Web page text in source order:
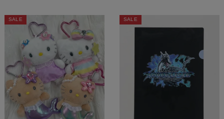
SALE SALE